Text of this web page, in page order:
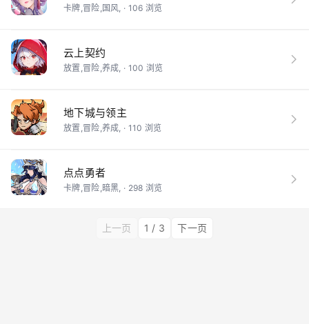
卡牌,冒险,国风, · 106 浏览
云上契约
放置,冒险,养成, · 100 浏览
地下城与领主
放置,冒险,养成, · 110 浏览
点点勇者
卡牌,冒险,暗黑, · 298 浏览
上一页 1 / 3 下一页